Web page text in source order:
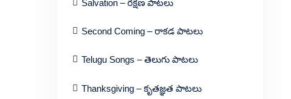
Salvation – రక్షణ పాటలు
Second Coming – రాకడ పాటలు
Telugu Songs – తెలుగు పాటలు
Thanksgiving – కృతజ్ఞత పాటలు